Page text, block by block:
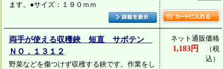
ます。●サイズ：１９０ｍｍ
両手が使える収穫鋏 短直 サボテン
ＮＯ．１３１２
野菜などを傷つけず収穫する鋏です。作業をし
ネット通販価格
1,183円
（税
込）